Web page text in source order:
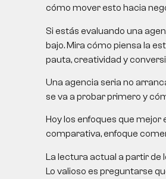
cómo mover esto hacia
Si estás evaluando una
bajo. Mira cómo piensa la
pauta, creatividad y
Una agencia seria no
se va a probar primero y
Hoy los enfoques que
comparativa, enfoque
La lectura actual a partir de
Lo valioso es preguntarse